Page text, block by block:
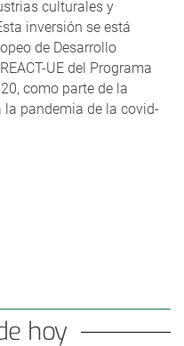
culturales y
inversión se está
de Desarrollo
UE del Programa
como parte de la
la pandemia de la covid-
hoy